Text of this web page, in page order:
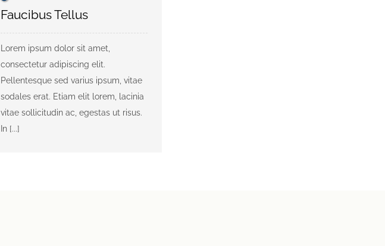
Faucibus Tellus
Lorem ipsum dolor sit amet,
consectetur adipiscing elit.
Pellentesque sed varius ipsum, vitae
sodales erat. Etiam elit lorem, lacinia
vitae sollicitudin ac, egestas ut risus.
In [...]